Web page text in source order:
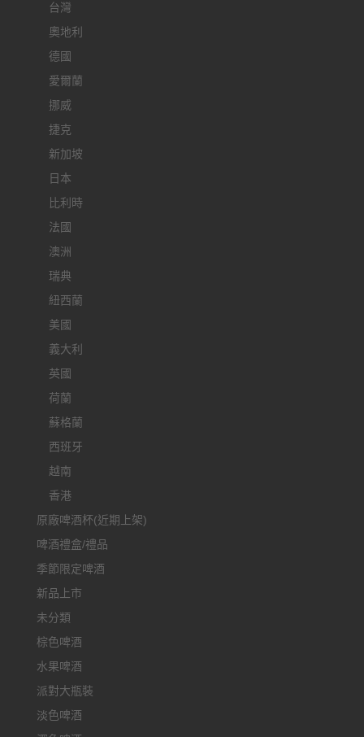
台灣
奧地利
德國
愛爾蘭
挪威
捷克
新加坡
日本
比利時
法國
澳洲
瑞典
紐西蘭
美國
義大利
英國
荷蘭
蘇格蘭
西班牙
越南
香港
原廠啤酒杯(近期上架)
啤酒禮盒/禮品
季節限定啤酒
新品上市
未分類
棕色啤酒
水果啤酒
派對大瓶裝
淡色啤酒